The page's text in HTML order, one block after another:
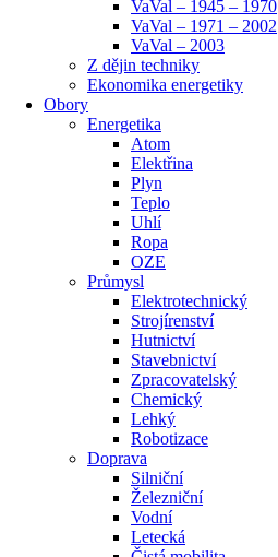
VaVal – 1945 – 1970
VaVal – 1971 – 2002
VaVal – 2003
Z dějin techniky
Ekonomika energetiky
Obory
Energetika
Atom
Elektřina
Plyn
Teplo
Uhlí
Ropa
OZE
Průmysl
Elektrotechnický
Strojírenství
Hutnictví
Stavebnictví
Zpracovatelský
Chemický
Lehký
Robotizace
Doprava
Silniční
Železniční
Vodní
Letecká